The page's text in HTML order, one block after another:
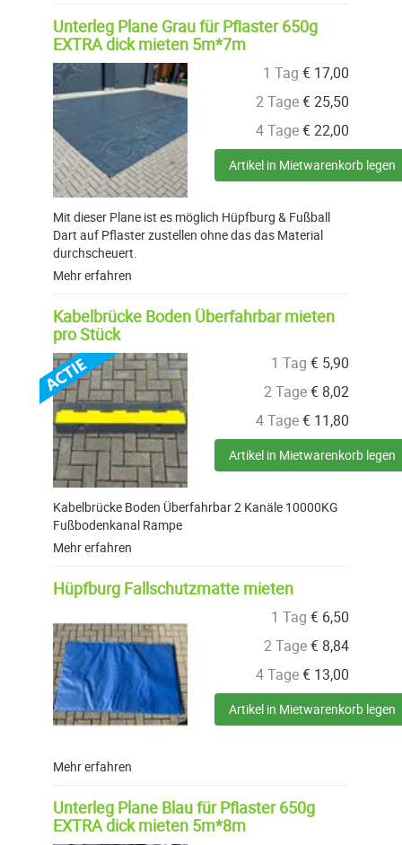
Unterleg Plane Grau für Pflaster 650g
EXTRA dick mieten 5m*7m
1 Tag € 17,00
2 Tage€25,50
4 Tage€22,00
Artikel in Mietwarenkorb legen
Mit dieser Plane ist es möglich Hüpfburg & Fußball
Dart auf Pflaster zustellen ohne das das Material
durchscheuert.
Mehr erfahren
Kabelbrücke Boden Überfahrbar mieten
pro Stück
1 Tag € 5,90
2 Tage€ 8,02
4 Tage€ 11,80
Artikel in Mietwarenkorb legen
Kabelbrücke Boden Überfahrbar 2 Kanäle 10000KG
Fußbodenkanal Rampe
Mehr erfahren
Hüpfburg Fallschutzmatte mieten
1 Tag € 6,50
2 Tage€ 8,84
4 Tage€ 13,00
Artikel in Mietwarenkorb legen
Mehr erfahren
Unterleg Plane Blau für Pflaster 650g
EXTRA dick mieten 5m*8m